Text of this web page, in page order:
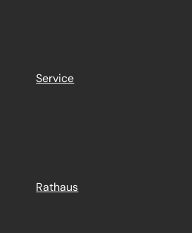
Service
Rathaus